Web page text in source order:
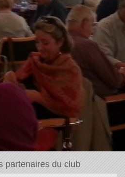
partenaires du club